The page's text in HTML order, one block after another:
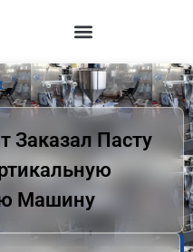
Заказал Пасту
Машину